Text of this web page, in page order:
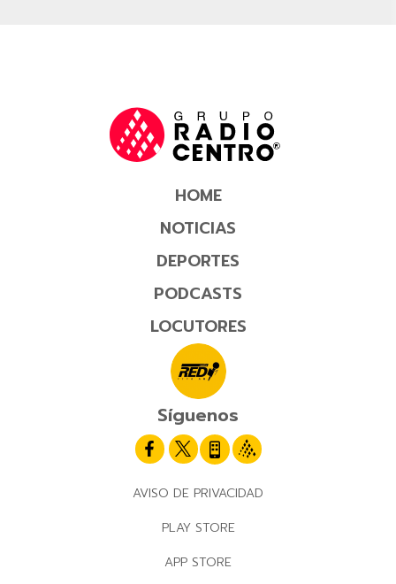
HOME
NOTICIAS
DEPORTES
PODCASTS
LOCUTORES
Síguenos
AVISO DE PRIVACIDAD
PLAY STORE
APP STORE